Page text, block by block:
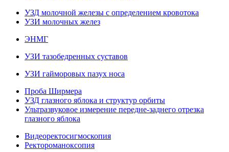
УЗД молочной железы с определением кровотока
УЗИ молочных желез
ЭНМГ
УЗИ тазобедренных суставов
УЗИ гайморовых пазух носа
Проба Ширмера
УЗД глазного яблока и структур орбиты
Ультразвуковое измерение передне-заднего отрезка
глазного яблока
Видеоректосигмоскопия
Ректороманоксопия